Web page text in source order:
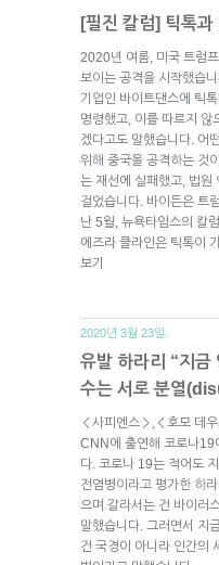
[필진 칼럼] 틱톡과
2020년 여름, 미국 트럼
보이는 공격을 시작했습
기업인 바이트댄스에 틱
명령했고, 이를 따르지 않
겠다고도 말했습니다. 어
위해 중국을 공격하는 것
는 재선에 실패했고, 법원
걸었습니다. 바이든은 트
난 5월, 뉴욕타임스의 칼
에즈라 클라인은 틱톡이
보기
2020년 3월 23일.
유발 하라리 “지금
수는 서로 분열
＜사피엔스＞,＜호모 데
CNN에 출연해 코로나19
다. 코로나 19는 적어도
전염병이라고 평가한 하
으며 갈라서는 건 바이러
말했습니다. 그러면서 지
건 국경이 아니라 인간의